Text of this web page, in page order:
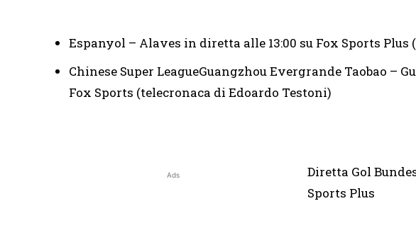
Espanyol – Alaves in diretta alle 13:00 su Fox Sports
Chinese Super LeagueGuangzhou Evergrande Taobao –
Fox Sports (telecronaca di Edoardo Testoni)
Ads
Diretta Gol
Sports Plus